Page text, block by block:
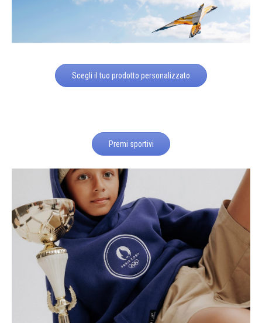
Scegli il tuo prodotto personalizzato
Premi sportivi